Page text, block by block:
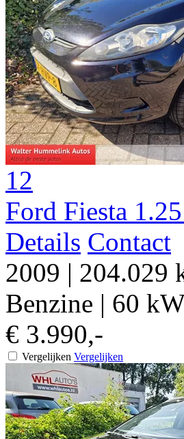
12
Ford Fiesta
Details Contact
2009 | 204.029
Benzine | 60
€ 3.990,-
Vergelijken Vergelijken